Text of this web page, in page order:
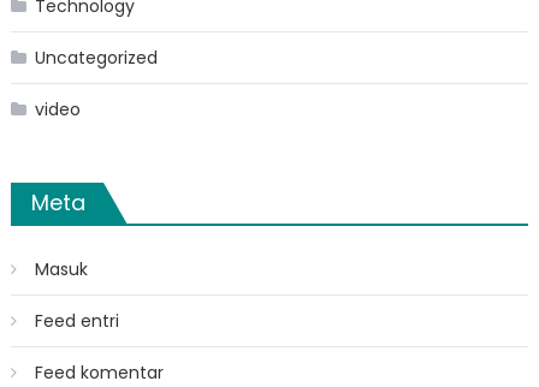
Technology
Uncategorized
video
Meta
Masuk
Feed entri
Feed komentar